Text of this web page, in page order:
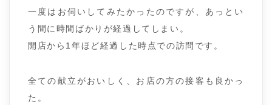
一度はお伺いしてみたかったのですが、あっとい
う間に時間ばかりが経過してしまい。
開店から1年ほど経過した時点での訪問です。
全ての献立がおいしく、お店の方の接客も良かっ
た。